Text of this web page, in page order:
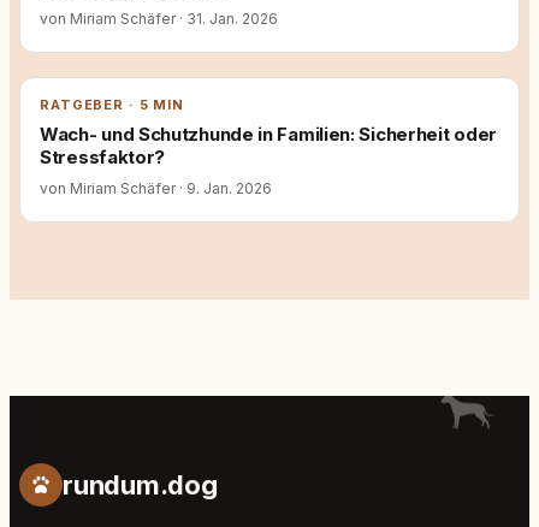
von Miriam Schäfer · 31. Jan. 2026
RATGEBER · 5 MIN
Wach- und Schutzhunde in Familien: Sicherheit oder
Stressfaktor?
von Miriam Schäfer · 9. Jan. 2026
rundum.dog